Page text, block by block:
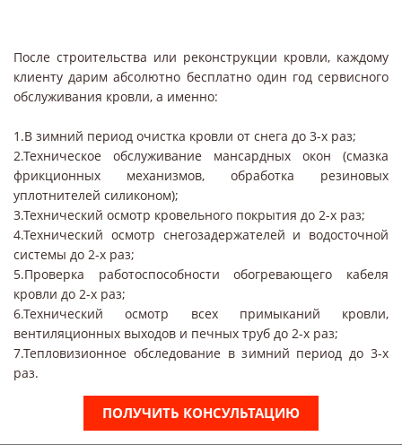
После строительства или реконструкции кровли, каждому
клиенту дарим абсолютно бесплатно один год сервисного
обслуживания кровли, а именно:
1.В зимний период очистка кровли от снега до 3-х раз;
2.Техническое обслуживание мансардных окон (смазка
фрикционных механизмов, обработка резиновых
уплотнителей силиконом);
3.Технический осмотр кровельного покрытия до 2-х раз;
4.Технический осмотр снегозадержателей и водосточной
системы до 2-х раз;
5.Проверка работоспособности обогревающего кабеля
кровли до 2-х раз;
6.Технический осмотр всех примыканий кровли,
вентиляционных выходов и печных труб до 2-х раз;
7.Тепловизионное обследование в зимний период до 3-х
раз.
ПОЛУЧИТЬ КОНСУЛЬТАЦИЮ